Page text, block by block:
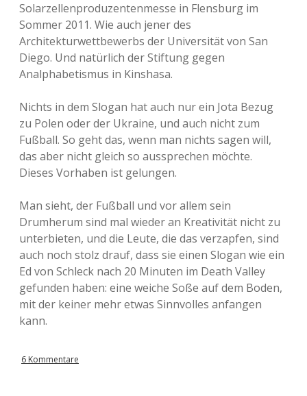
Solarzellenproduzentenmesse in Flensburg im
Sommer 2011. Wie auch jener des
Architekturwettbewerbs der Universität von San
Diego. Und natürlich der Stiftung gegen
Analphabetismus in Kinshasa.
Nichts in dem Slogan hat auch nur ein Jota Bezug
zu Polen oder der Ukraine, und auch nicht zum
Fußball. So geht das, wenn man nichts sagen will,
das aber nicht gleich so aussprechen möchte.
Dieses Vorhaben ist gelungen.
Man sieht, der Fußball und vor allem sein
Drumherum sind mal wieder an Kreativität nicht zu
unterbieten, und die Leute, die das verzapfen, sind
auch noch stolz drauf, dass sie einen Slogan wie ein
Ed von Schleck nach 20 Minuten im Death Valley
gefunden haben: eine weiche Soße auf dem Boden,
mit der keiner mehr etwas Sinnvolles anfangen
kann.
6 Kommentare